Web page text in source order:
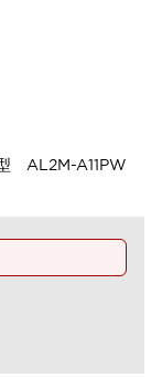
AL2M-A11PW